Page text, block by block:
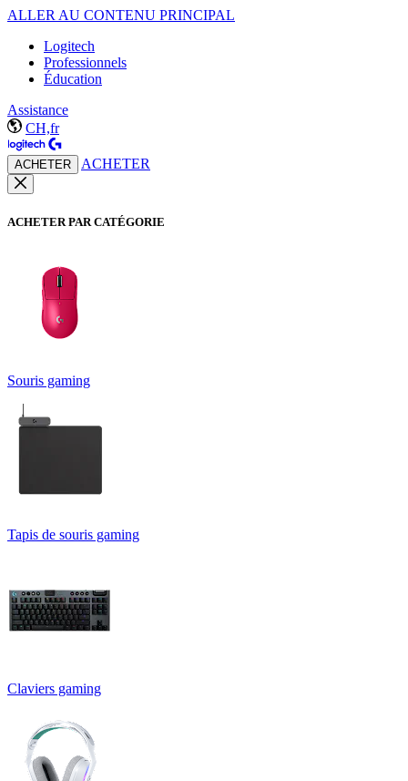
ALLER AU CONTENU PRINCIPAL
Logitech
Professionnels
Éducation
Assistance
CH,fr
ACHETER ACHETER
ACHETER PAR CATÉGORIE
Souris gaming
Tapis de souris gaming
Claviers gaming